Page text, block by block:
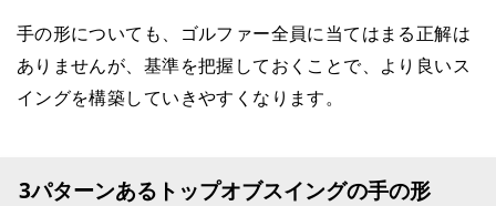
手の形についても、ゴルファー全員に当てはまる正解は
ありませんが、基準を把握しておくことで、より良いス
イングを構築していきやすくなります。
3パターンあるトップオブスイングの手の形